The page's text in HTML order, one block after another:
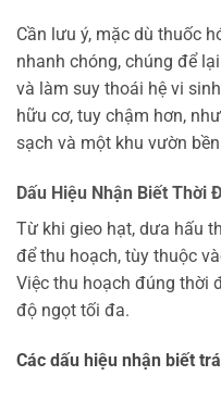
Cần lưu ý, mặc dù thuốc
nhanh chóng, chúng để
và làm suy thoái hệ vi
hữu cơ, tuy chậm hơn,
sạch và một khu vườn
Dấu Hiệu Nhận Biết Thời
Từ khi gieo hạt, dưa hấu
để thu hoạch, tùy thuộc
Việc thu hoạch đúng thời
độ ngọt tối đa.
Các dấu hiệu nhận biết